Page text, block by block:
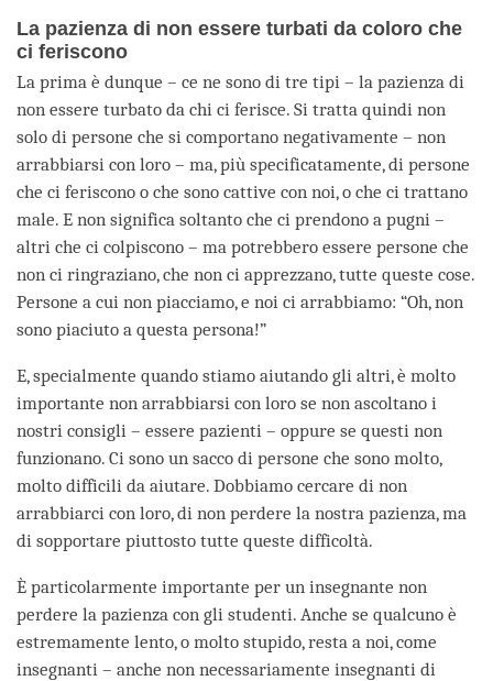
La pazienza di non essere turbati da coloro che
ci feriscono
La prima è dunque – ce ne sono di tre tipi – la pazienza di
non essere turbato da chi ci ferisce. Si tratta quindi non
solo di persone che si comportano negativamente – non
arrabbiarsi con loro – ma, più specificatamente, di persone
che ci feriscono o che sono cattive con noi, o che ci trattano
male. E non significa soltanto che ci prendono a pugni –
altri che ci colpiscono – ma potrebbero essere persone che
non ci ringraziano, che non ci apprezzano, tutte queste cose.
Persone a cui non piacciamo, e noi ci arrabbiamo: “Oh, non
sono piaciuto a questa persona!”
E, specialmente quando stiamo aiutando gli altri, è molto
importante non arrabbiarsi con loro se non ascoltano i
nostri consigli – essere pazienti – oppure se questi non
funzionano. Ci sono un sacco di persone che sono molto,
molto difficili da aiutare. Dobbiamo cercare di non
arrabbiarci con loro, di non perdere la nostra pazienza, ma
di sopportare piuttosto tutte queste difficoltà.
È particolarmente importante per un insegnante non
perdere la pazienza con gli studenti. Anche se qualcuno è
estremamente lento, o molto stupido, resta a noi, come
insegnanti – anche non necessariamente insegnanti di